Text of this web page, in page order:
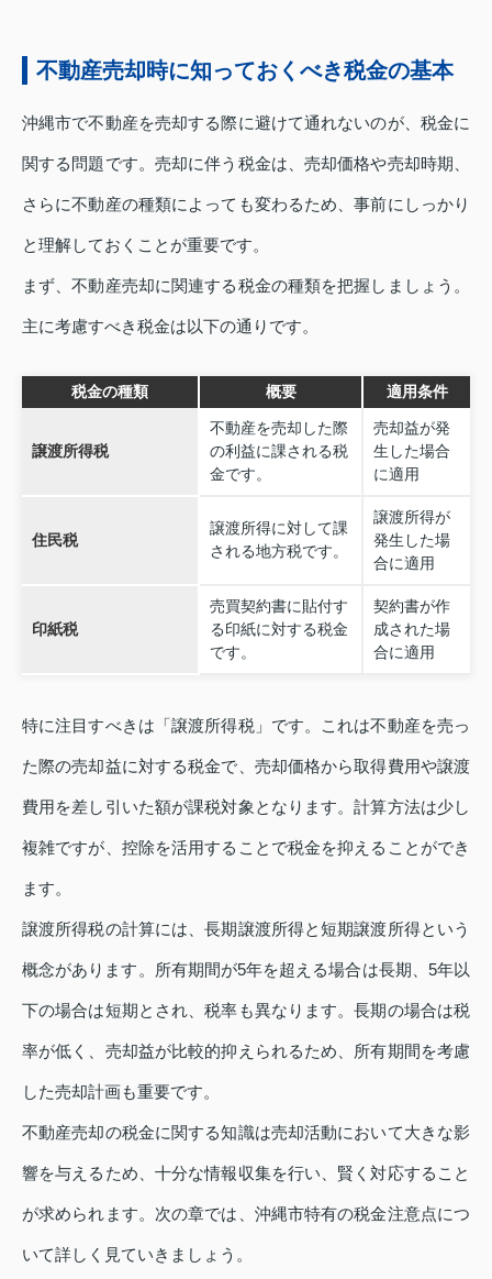
不動産売却時に知っておくべき税金の基本
沖縄市で不動産を売却する際に避けて通れないのが、税金に
関する問題です。売却に伴う税金は、売却価格や売却時期、
さらに不動産の種類によっても変わるため、事前にしっかり
と理解しておくことが重要です。
まず、不動産売却に関連する税金の種類を把握しましょう。
主に考慮すべき税金は以下の通りです。
税金の種類 概要 適用条件
譲渡所得税
不動産を売却した際
の利益に課される税
金です。
売却益が発
生した場合
に適用
住民税
譲渡所得に対して課
される地方税です。
譲渡所得が
発生した場
合に適用
印紙税
売買契約書に貼付す
る印紙に対する税金
です。
契約書が作
成された場
合に適用
特に注目すべきは「譲渡所得税」です。これは不動産を売っ
た際の売却益に対する税金で、売却価格から取得費用や譲渡
費用を差し引いた額が課税対象となります。計算方法は少し
複雑ですが、控除を活用することで税金を抑えることができ
ます。
譲渡所得税の計算には、長期譲渡所得と短期譲渡所得という
概念があります。所有期間が5年を超える場合は長期、5年以
下の場合は短期とされ、税率も異なります。長期の場合は税
率が低く、売却益が比較的抑えられるため、所有期間を考慮
した売却計画も重要です。
不動産売却の税金に関する知識は売却活動において大きな影
響を与えるため、十分な情報収集を行い、賢く対応すること
が求められます。次の章では、沖縄市特有の税金注意点につ
いて詳しく見ていきましょう。